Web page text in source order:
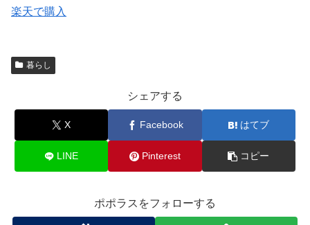
楽天で購入
暮らし
シェアする
X Facebook はてブ
LINE Pinterest コピー
ポポラスをフォローする